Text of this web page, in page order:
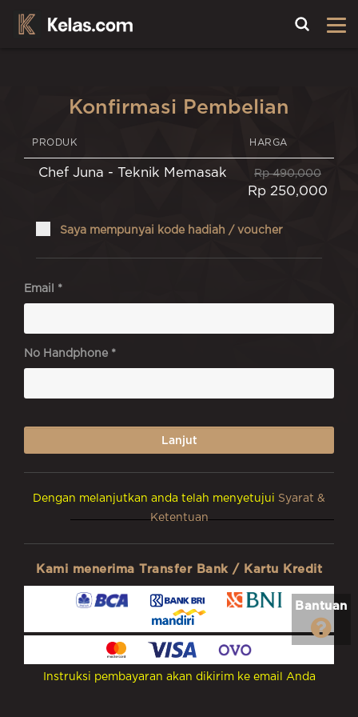
Konfirmasi Pembelian
PRODUK HARGA
Chef Juna - Teknik Memasak Rp 490,000
Rp 250,000
Saya mempunyai kode hadiah / voucher
Email *
No Handphone *
Dengan melanjutkan anda telah menyetujui Syarat &
Ketentuan
Kami menerima Transfer Bank / Kartu Kredit
Instruksi pembayaran akan dikirim ke email Anda
Bantuan